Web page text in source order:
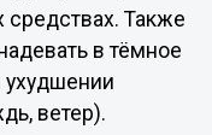
Также
в тёмное
ухудшении
ветер).